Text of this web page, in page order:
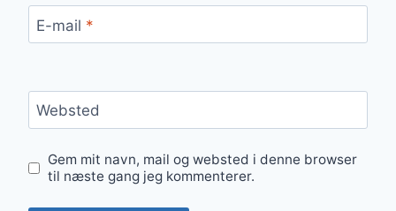
E-mail *
Websted
Gem mit navn, mail og websted i denne browser
til næste gang jeg kommenterer.